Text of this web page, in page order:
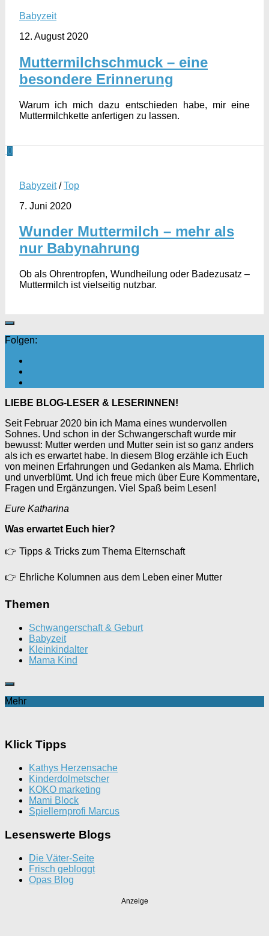
Babyzeit
12. August 2020
Muttermilchschmuck – eine
besondere Erinnerung
Warum ich mich dazu entschieden habe, mir eine
Muttermilchkette anfertigen zu lassen.
0
Babyzeit/Top
7. Juni 2020
Wunder Muttermilch – mehr als
nur Babynahrung
Ob als Ohrentropfen, Wundheilung oder Badezusatz –
Muttermilch ist vielseitig nutzbar.
Folgen:
LIEBE BLOG-LESER & LESERINNEN!
Seit Februar 2020 bin ich Mama eines wundervollen
Sohnes. Und schon in der Schwangerschaft wurde mir
bewusst: Mutter werden und Mutter sein ist so ganz anders
als ich es erwartet habe. In diesem Blog erzähle ich Euch
von meinen Erfahrungen und Gedanken als Mama. Ehrlich
und unverblümt. Und ich freue mich über Eure Kommentare,
Fragen und Ergänzungen. Viel Spaß beim Lesen!
Eure Katharina
Was erwartet Euch hier?
👉 Tipps & Tricks zum Thema Elternschaft
👉 Ehrliche Kolumnen aus dem Leben einer Mutter
Themen
Schwangerschaft & Geburt
Babyzeit
Kleinkindalter
Mama Kind
Mehr
Klick Tipps
Kathys Herzensache
Kinderdolmetscher
KOKO marketing
Mami Block
Spiellernprofi Marcus
Lesenswerte Blogs
Die Väter-Seite
Frisch gebloggt
Opas Blog
Anzeige